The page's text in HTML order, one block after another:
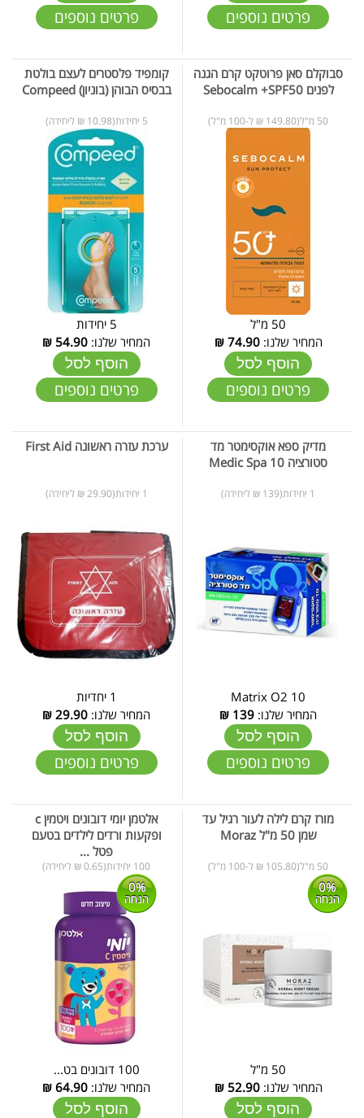
פרטים נוספים פרטים נוספים
סבוקלם סאן פרוטקט קרם הגנה
לפנים Sebocalm +SPF50
50 מ"ל(149.80 ₪ ל-100 מ"ל)
50 מ"ל
המחיר שלנו:74.90
₪
הוסף לסל
פרטים נוספים
קומפיד פלסטרים לעצם בולטת
בבסיס הבוהן (בוניון) Compeed
5 יחידות(10.98 ₪ ליחידה)
5 יחידות
המחיר שלנו: 54.90
₪
הוסף לסל
פרטים נוספים
מדיק ספא אוקסימטר מד
סטורציה 10 Medic Spa
1 יחידות(139 ₪ ליחידה)
Matrix O2 10
המחיר שלנו: 139
₪
הוסף לסל
פרטים נוספים
ערכת עזרה ראשונה First Aid
1 יחידות(29.90 ₪ ליחידה)
1 יחדיות
המחיר שלנו: 29.90
₪
הוסף לסל
פרטים נוספים
מורז קרם לילה לעור רגיל עד
שמן 50 מ"ל Moraz
50 מ"ל(105.80 ₪ ל-100 מ"ל)
0%
הנחה
50 מ"ל
המחיר שלנו:52.90
₪
הוסף לסל
אלטמן יומי דובונים ויטמין c
ופקעות ורדים לילדים בטעם
פטל ...
100 יחידות(0.65 ₪ ליחידה)
0%
הנחה
100 דובונים בט...
המחיר שלנו: 64.90
₪
הוסף לסל